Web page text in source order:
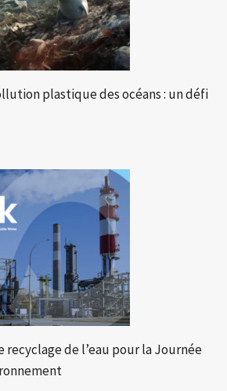
plastique des océans : un défi
recyclage de l’eau pour la Journée